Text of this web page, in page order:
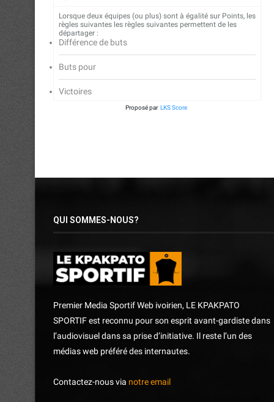
Lorsque deux équipes (ou plus) sont à égalité sur Points, les
règles suivantes les règles suivantes permettent de les
départager :
Différence de buts
Buts pour
Victoires
Proposé par LKS Score
QUI SOMMES-NOUS?
Premier Media Sportif Web ivoirien, LE KPAKPATO
SPORTIF est reconnu pour son esprit avant-gardiste dans
l’audiovisuel dans sa prise d’initiative. Il reste l’un des
médias web préféré des internautes.
Contactez-nous via notre email